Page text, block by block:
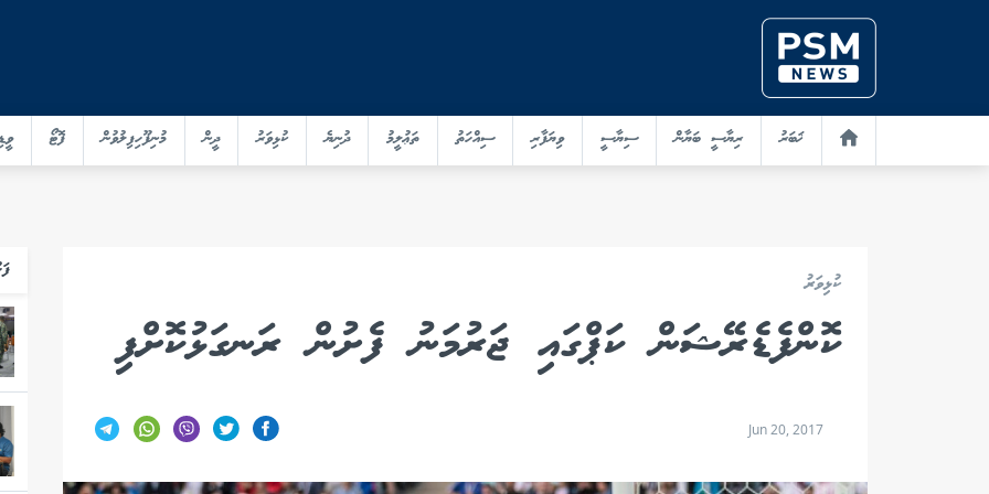
ޚަބަރު ރިޔާސީ ބަޔާން ސިޔާސީ ވިޔަފާރި ސިއްހަތު ތަޢުލީމު ދުނިޔެ ކުޅިވަރު ދީން މުނިފޫހިފިލުވުން ފޮޓޯ
ކުޅިވަރު
ކޮންފެޑެރޭޝަން ކަޕްގައި ޖަރުމަނު ފެށުން ރަނގަޅުކޮށްފި
Jun 20, 2017